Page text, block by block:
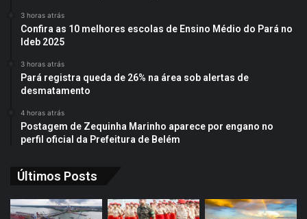
3 horas atrás
Confira as 10 melhores escolas de Ensino Médio do Pará no
Ideb 2025
3 horas atrás
Pará registra queda de 26% na área sob alertas de
desmatamento
4 horas atrás
Postagem de Zequinha Marinho aparece por engano no
perfil oficial da Prefeitura de Belém
Últimos Posts